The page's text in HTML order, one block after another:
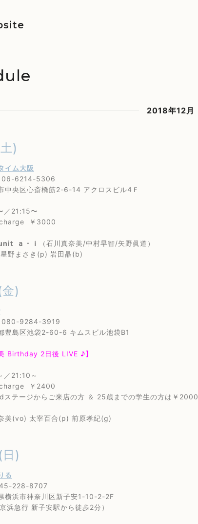
2018年12月
)
イム大阪
5306
心斎橋筋2-6-14 アクロスビル4Ｆ
21:15〜
￥3000
ａ・ｉ
（石川真奈美/中村早智/矢野眞道）
さき(p) 岩田晶(b)
)
9284-3919
池袋2-60-6 キムスビル池袋B1
Birthday 2日後 LIVE ♪】
21:10～
￥2400
ジからご来店の方 ＆ 25歳までの学生の方は￥2000
(vo) 太宰百合(p) 前原孝紀(g)
)
る
8707
市神奈川区新子安1-10-2-2F
行 新子安駅から徒歩2分）